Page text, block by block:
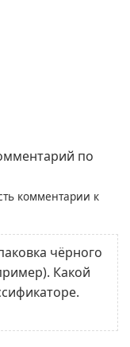
по
комментарии к
чёрного
Какой